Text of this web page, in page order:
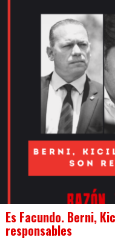
Es Facundo. Berni,
responsables